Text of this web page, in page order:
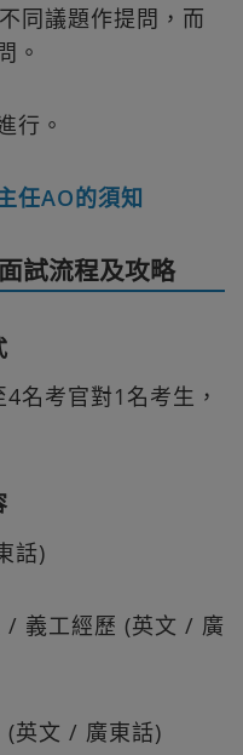
同議題作提問，而
。
行。
任AO的須知
試流程及攻略
名考官對1名考生，
話)
義工經歷 (英文 / 廣
英文 / 廣東話)